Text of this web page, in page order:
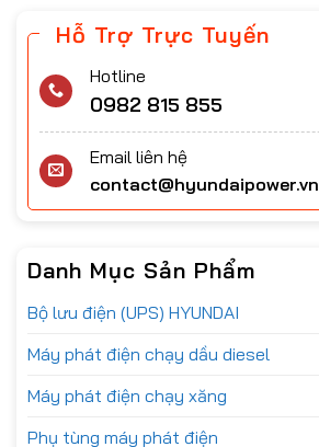
Hỗ Trợ Trực Tuyến
Hotline
0982 815 855
Email liên hệ
contact@hyundaipower.vn
Danh Mục Sản Phẩm
Bộ lưu điện (UPS) HYUNDAI
Máy phát điện chạy dầu diesel
Máy phát điện chạy xăng
Phụ tùng máy phát điện